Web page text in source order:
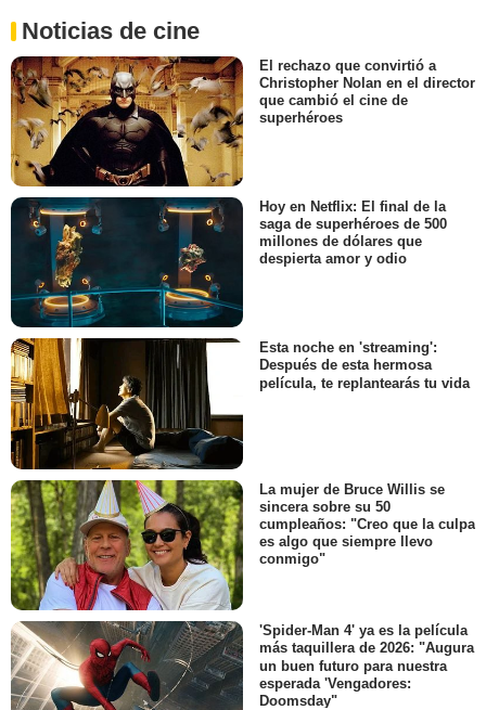
Noticias de cine
El rechazo que convirtió a
Christopher Nolan en el director
que cambió el cine de
superhéroes
Hoy en Netflix: El final de la
saga de superhéroes de 500
millones de dólares que
despierta amor y odio
Esta noche en 'streaming':
Después de esta hermosa
película, te replantearás tu vida
La mujer de Bruce Willis se
sincera sobre su 50
cumpleaños: "Creo que la culpa
es algo que siempre llevo
conmigo"
'Spider-Man 4' ya es la película
más taquillera de 2026: "Augura
un buen futuro para nuestra
esperada 'Vengadores:
Doomsday"